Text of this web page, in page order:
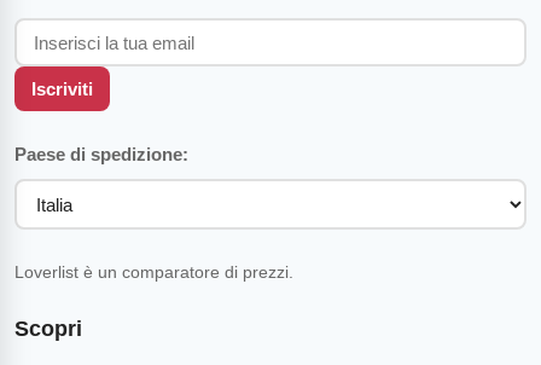
Scopri
Iscriviti
Paese di spedizione:
Loverlist è un comparatore di prezzi.